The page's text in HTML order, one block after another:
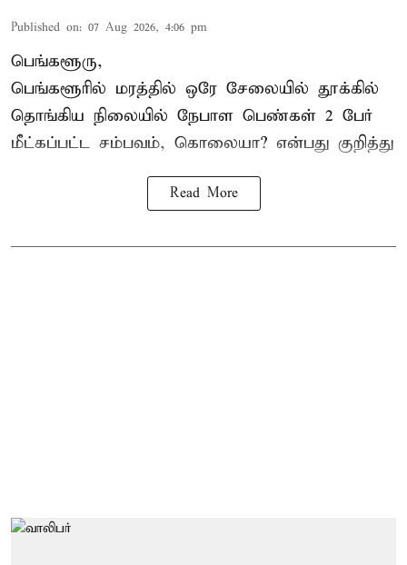
Published on: 07 Aug 2026, 4:06 pm
பெங்களூரு,
பெங்களூரில் மரத்தில் ஒரே சேலையில் தூக்கில்
தொங்கிய நிலையில் நேபாள பெண்கள் 2 பேர்
மீட்கப்பட்ட சம்பவம், கொலையா? என்பது குறித்து
Read More